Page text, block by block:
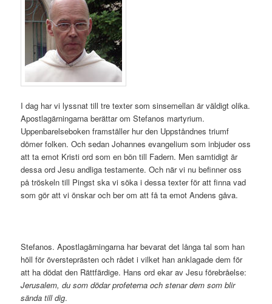
I dag har vi lyssnat till tre texter som sinsemellan är väldigt olika.
Apostlagärningarna berättar om Stefanos martyrium.
Uppenbarelseboken framställer hur den Uppståndnes triumf
dömer folken. Och sedan Johannes evangelium som inbjuder oss
att ta emot Kristi ord som en bön till Fadern. Men samtidigt är
dessa ord Jesu andliga testamente. Och när vi nu befinner oss
på tröskeln till Pingst ska vi söka i dessa texter för att finna vad
som gör att vi önskar och ber om att få ta emot Andens gåva.
Stefanos. Apostlagärningarna har bevarat det långa tal som han
höll för översteprästen och rådet i vilket han anklagade dem för
att ha dödat den Rättfärdige. Hans ord ekar av Jesu förebråelse:
Jerusalem, du som dödar profeterna och stenar dem som blir
sända till dig.